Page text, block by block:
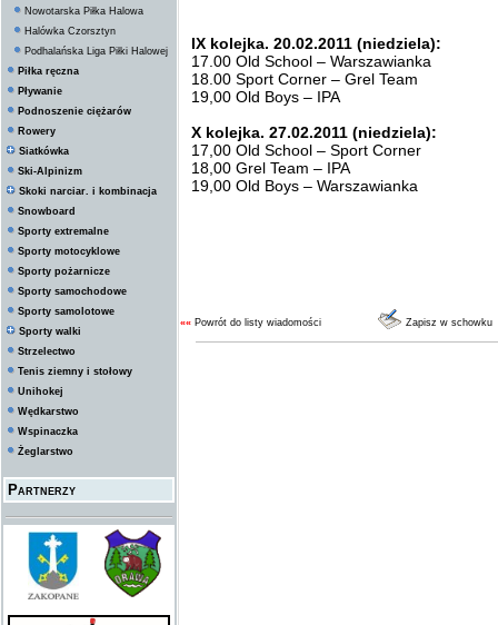
Nowotarska Piłka Halowa
Halówka Czorsztyn
Podhalańska Liga Piłki Halowej
Piłka ręczna
Pływanie
Podnoszenie ciężarów
Rowery
Siatkówka
Ski-Alpinizm
Skoki narciar. i kombinacja
Snowboard
Sporty extremalne
Sporty motocyklowe
Sporty pożarnicze
Sporty samochodowe
Sporty samolotowe
Sporty walki
Strzelectwo
Tenis ziemny i stołowy
Unihokej
Wędkarstwo
Wspinaczka
Żeglarstwo
Partnerzy
IX kolejka. 20.02.2011 (niedziela):
17.00 Old School – Warszawianka
18.00 Sport Corner – Grel Team
19,00 Old Boys – IPA
X kolejka. 27.02.2011 (niedziela):
17,00 Old School – Sport Corner
18,00 Grel Team – IPA
19,00 Old Boys – Warszawianka
«« Powrót do listy wiadomości Zapisz w schowku